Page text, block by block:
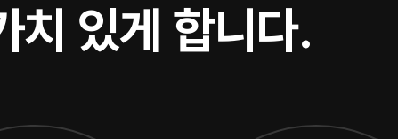
치 있게 합니다.